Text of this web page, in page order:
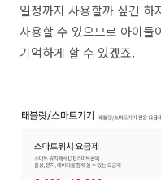
일정까지 사용할까 싶긴 하
사용할 수 있으므로 아이들
기억하게 할 수 있겠죠.